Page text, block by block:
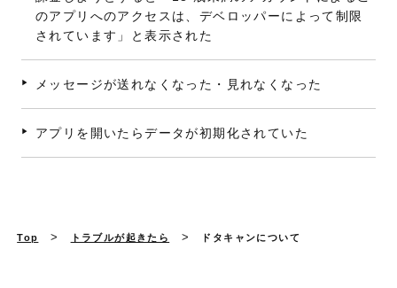
のアプリへのアクセスは、デベロッパーによって制限
されています」と表示された
メッセージが送れなくなった・見れなくなった
アプリを開いたらデータが初期化されていた
Top > トラブルが起きたら > ドタキャンについて